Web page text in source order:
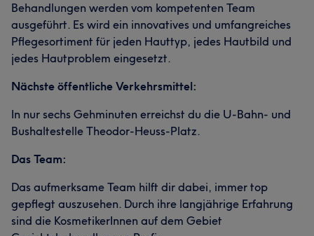
Behandlungen werden vom kompetenten Team
ausgeführt. Es wird ein innovatives und umfangreiches
Pflegesortiment für jeden Hauttyp, jedes Hautbild und
jedes Hautproblem eingesetzt.
Nächste öffentliche Verkehrsmittel:
In nur sechs Gehminuten erreichst du die U-Bahn- und
Bushaltestelle Theodor-Heuss-Platz.
Das Team:
Das aufmerksame Team hilft dir dabei, immer top
gepflegt auszusehen. Durch ihre langjährige Erfahrung
sind die KosmetikerInnen auf dem Gebiet